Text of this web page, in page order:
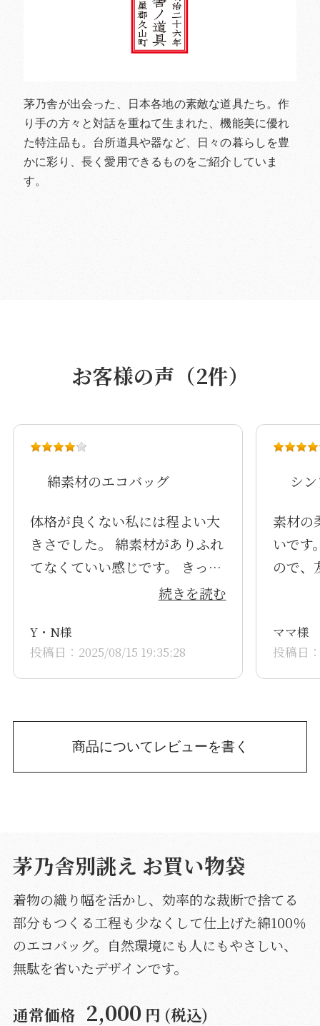
茅乃舎が出会った、日本各地の素敵な道具たち。作
り手の方々と対話を重ねて生まれた、機能美に優れ
た特注品も。台所道具や器など、日々の暮らしを豊
かに彩り、長く愛用できるものをご紹介していま
す。
お客様の声（2件）
綿素材のエコバッグ
体格が良くない私には程よい大
きさでした。 綿素材がありふれ
てなくていい感じです。 きっち
り畳むのにちょっともたつくか
続きを読む
Y・N様
投稿日：2025/08/15 19:35:28
シ
素材の
いです
ので、
ママ様
投稿日
商品についてレビューを書く
茅乃舎別誂え お買い物袋
着物の織り幅を活かし、効率的な裁断で捨てる
部分もつくる工程も少なくして仕上げた綿100％
のエコバッグ。自然環境にも人にもやさしい、
無駄を省いたデザインです。
通常価格 2,000 円 (税込)